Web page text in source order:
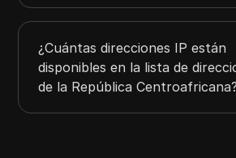
¿Cuántas direcciones IP están
disponibles en la lista de
de la República Centroafricana?